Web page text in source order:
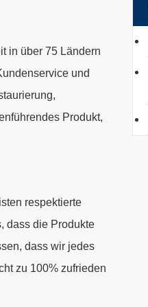
in über 75 Ländern
und
Produkt,
respektierte
dass die Produkte
dass wir jedes
zu 100% zufrieden